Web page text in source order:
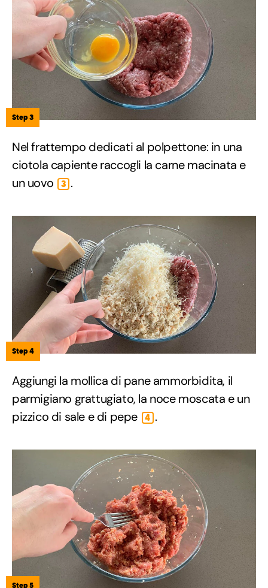
Step 3
Nel frattempo dedicati al polpettone: in una
ciotola capiente raccogli la carne macinata e
un uovo
3 .
Step 4
Aggiungi la mollica di pane ammorbidita, il
parmigiano grattugiato, la noce moscata e un
pizzico di sale e di pepe
4 .
Step 5